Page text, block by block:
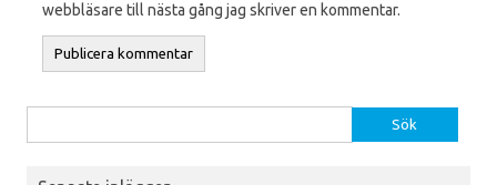
webbläsare till nästa gång jag skriver en kommentar.